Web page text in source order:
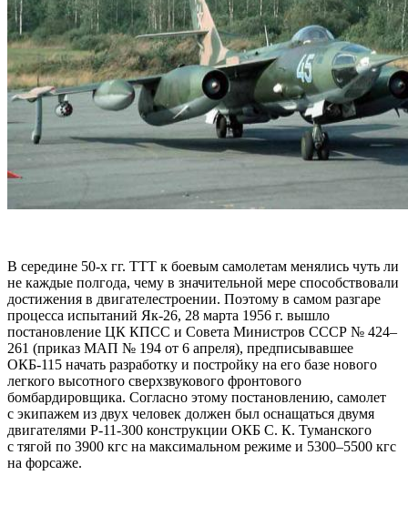
В середине 50-х гг. ТТТ к боевым самолетам менялись чуть ли
не каждые полгода, чему в значительной мере способствовали
достижения в двигателестроении. Поэтому в самом разгаре
процесса испытаний Як-26, 28 марта 1956 г. вышло
постановление ЦК КПСС и Совета Министров СССР № 424–
261 (приказ МАП № 194 от 6 апреля), предписывавшее
ОКБ-115 начать разработку и постройку на его базе нового
легкого высотного сверхзвукового фронтового
бомбардировщика. Согласно этому постановлению, самолет
с экипажем из двух человек должен был оснащаться двумя
двигателями Р-11-300 конструкции ОКБ С. К. Туманского
с тягой по 3900 кгс на максимальном режиме и 5300–5500 кгс
на форсаже.